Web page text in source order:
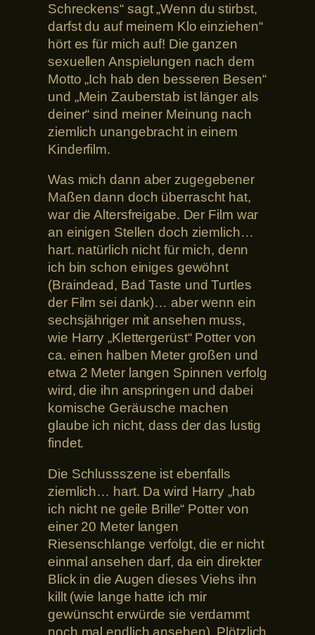
Schreckens“ sagt „Wenn du stirbst,
darfst du auf meinem Klo einziehen“
hört es für mich auf! Die ganzen
sexuellen Anspielungen nach dem
Motto „Ich hab den besseren Besen“
und „Mein Zauberstab ist länger als
deiner“ sind meiner Meinung nach
ziemlich unangebracht in einem
Kinderfilm.
Was mich dann aber zugegebener
Maßen dann doch überrascht hat,
war die Altersfreigabe. Der Film war
an einigen Stellen doch ziemlich…
hart. natürlich nicht für mich, denn
ich bin schon einiges gewöhnt
(Braindead, Bad Taste und Turtles
der Film sei dank)… aber wenn ein
sechsjähriger mit ansehen muss,
wie Harry „Klettergerüst“ Potter von
ca. einen halben Meter großen und
etwa 2 Meter langen Spinnen verfolg
wird, die ihn anspringen und dabei
komische Geräusche machen
glaube ich nicht, dass der das lustig
findet.
Die Schlussszene ist ebenfalls
ziemlich… hart. Da wird Harry „hab
ich nicht ne geile Brille“ Potter von
einer 20 Meter langen
Riesenschlange verfolgt, die er nicht
einmal ansehen darf, da ein direkter
Blick in die Augen dieses Viehs ihn
killt (wie lange hatte ich mir
gewünscht erwürde sie verdammt
noch mal endlich ansehen). Plötzlich